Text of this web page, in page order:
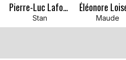
Pierre-Luc Lafontaine
Stan
Éléonore
Maude